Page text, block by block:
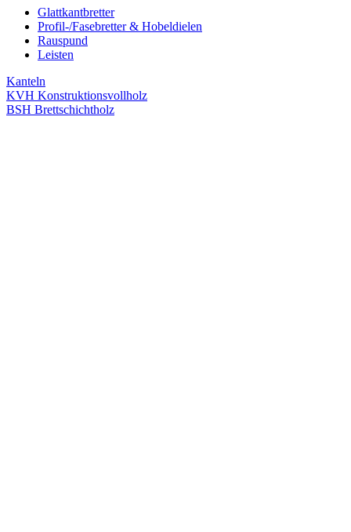
Glattkantbretter
Profil-/Fasebretter & Hobeldielen
Rauspund
Leisten
Kanteln
KVH Konstruktionsvollholz
BSH Brettschichtholz